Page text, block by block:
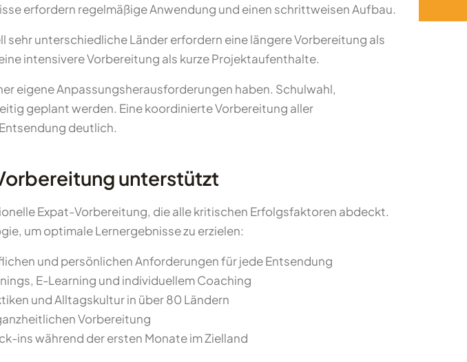
erfordern regelmäßige Anwendung und einen schrittweisen Aufbau.
unterschiedliche Länder erfordern eine längere Vorbereitung als
intensivere Vorbereitung als kurze Projektaufenthalte.
eigene Anpassungsherausforderungen haben. Schulwahl,
geplant werden. Eine koordinierte Vorbereitung aller
deutlich.
unterstützt
Expat-Vorbereitung, die alle kritischen Erfolgsfaktoren abdeckt.
um optimale Lernergebnisse zu erzielen:
und persönlichen Anforderungen für jede Entsendung
E-Learning und individuellem Coaching
und Alltagskultur in über 80 Ländern
Vorbereitung
ins während der ersten Monate im Zielland